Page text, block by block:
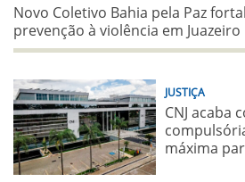
Novo Coletivo Bahia pela Paz
prevenção à violência em Juazeiro
JUSTIÇA
CNJ acaba
máxima